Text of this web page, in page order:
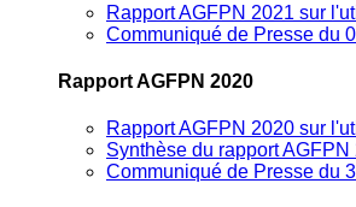
Rapport AGFPN 2021 sur
Communiqué de Presse du
Rapport AGFPN 2020
Rapport AGFPN 2020 sur
Synthèse du rapport AGFPN
Communiqué de Presse du